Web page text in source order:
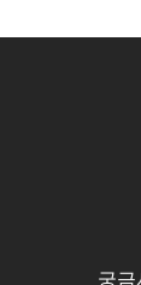
궁